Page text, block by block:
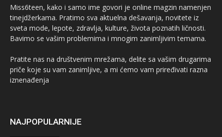
Miss6teen, kako i samo ime govori je online magzin namenjen
tinejdžerkama. Pratimo sva aktuelna dešavanja, novitete iz
sveta mode, lepote, zdravlja, kulture, života poznatih ličnosti.
Bavimo se vašim problemima i mnogim zanimljivim temama.
Pratite nas na društvenim mrežama, delite sa vašim drugarima
priče koje su vam zanimljive, a mi ćemo vam priređivati razna
iznenađenja
NAJPOPULARNIJE